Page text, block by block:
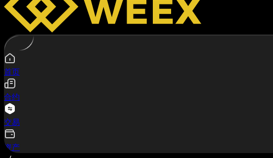
首页
合约
交易
资产